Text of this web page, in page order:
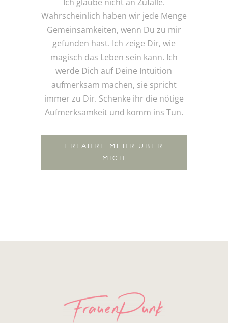
Wahrscheinlich haben wir jede Menge
Gemeinsamkeiten, wenn Du zu mir
gefunden hast. Ich zeige Dir, wie
magisch das Leben sein kann. Ich
werde Dich auf Deine Intuition
aufmerksam machen, sie spricht
immer zu Dir. Schenke ihr die nötige
Aufmerksamkeit und komm ins Tun.
ERFAHRE MEHR ÜBER
MICH